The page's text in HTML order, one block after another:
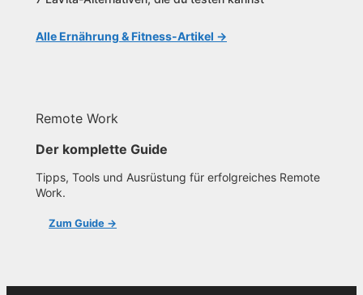
Alle Ernährung & Fitness-Artikel →
Remote Work
Der komplette Guide
Tipps, Tools und Ausrüstung für erfolgreiches Remote
Work.
Zum Guide →